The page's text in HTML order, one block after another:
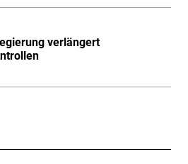
verlängert